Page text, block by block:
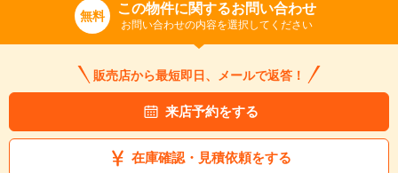
無料 この物件に関するお問い合わせ
お問い合わせの内容を選択してください
販売店から最短即日、メールで返答！
来店予約をする
在庫確認・見積依頼をする